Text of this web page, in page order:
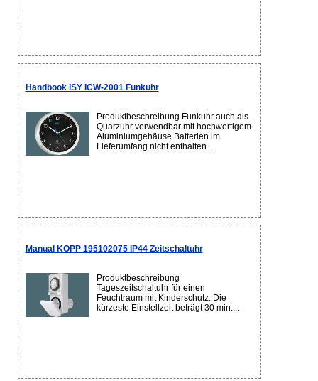
Handbook ISY ICW-2001 Funkuhr
Produktbeschreibung Funkuhr auch als
Quarzuhr verwendbar mit hochwertigem
Aluminiumgehäuse Batterien im
Lieferumfang nicht enthalten...
Manual KOPP 195102075 IP44 Zeitschaltuhr
Produktbeschreibung
Tageszeitschaltuhr für einen
Feuchtraum mit Kinderschutz. Die
kürzeste Einstellzeit beträgt 30 min....